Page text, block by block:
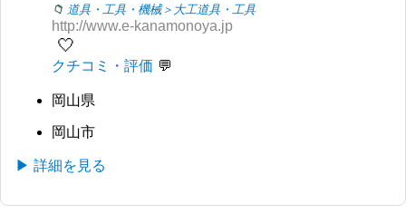
道具・工具・機械＞大工道具・工具
http://www.e-kanamonoya.jp
🤍
クチコミ・評価
岡山県
岡山市
▶ 詳細を見る